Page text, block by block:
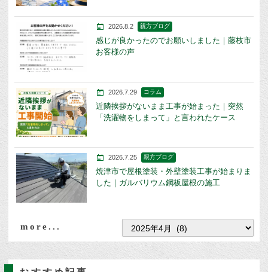
2026.8.2 親方ブログ
感じが良かったのでお願いしました｜藤枝市
お客様の声
2026.7.29 コラム
近隣挨拶がないまま工事が始まった｜突然
「洗濯物をしまって」と言われたケース
2026.7.25 親方ブログ
焼津市で屋根塗装・外壁塗装工事が始まりま
した｜ガルバリウム鋼板屋根の施工
more...